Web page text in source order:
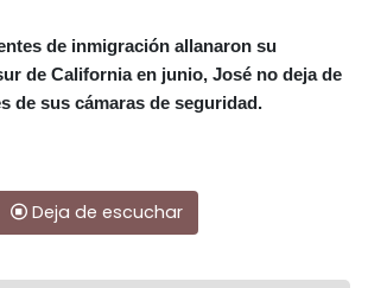
de inmigración allanaron su
de California en junio, José no deja de
de sus cámaras de seguridad.
Deja de escuchar